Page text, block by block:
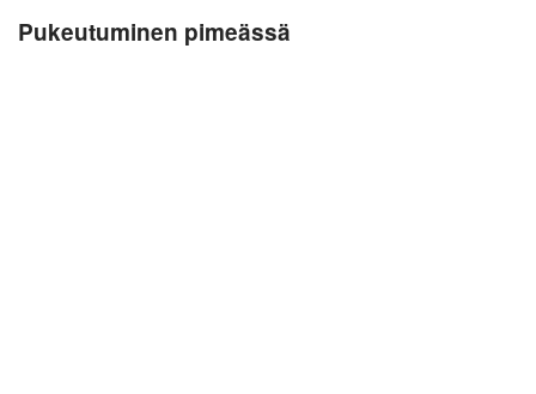
Pukeutuminen pimeässä